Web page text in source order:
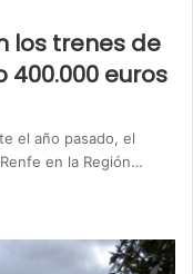
los trenes de
400.000 euros
el año pasado, el
en la Región…